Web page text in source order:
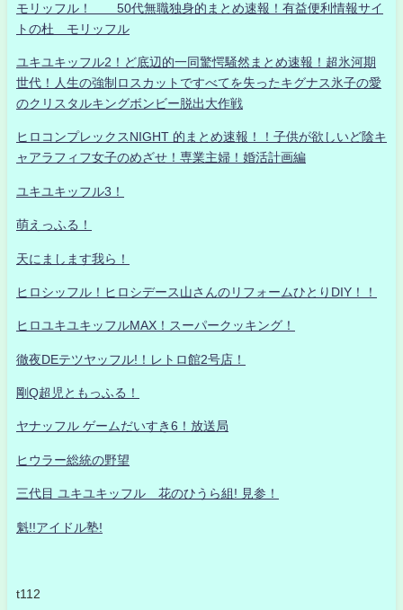
モリッフル！ 50代無職独身的まとめ速報！有益便利情報サイ
トの杜 モリッフル
ユキユキッフル2！ど底辺的一同驚愕騒然まとめ速報！超氷河期
世代！人生の強制ロスカットですべてを失ったキグナス氷子の愛
のクリスタルキングボンビー脱出大作戦
ヒロコンプレックスNIGHT 的まとめ速報！！子供が欲しいど陰キ
ャアラフィフ女子のめざせ！専業主婦！婚活計画編
ユキユキッフル3！
萌えっふる！
天にまします我ら！
ヒロシッフル！ヒロシデース山さんのリフォームひとりDIY！！
ヒロユキユキッフルMAX！スーパークッキング！
徹夜DEテツヤッフル!！レトロ館2号店！
剛Q超児ともっふる！
ヤナッフル ゲームだいすき6！放送局
ヒウラー総統の野望
三代目 ユキユキッフル 花のひうら組! 見参！
魁!!アイドル塾!
t112